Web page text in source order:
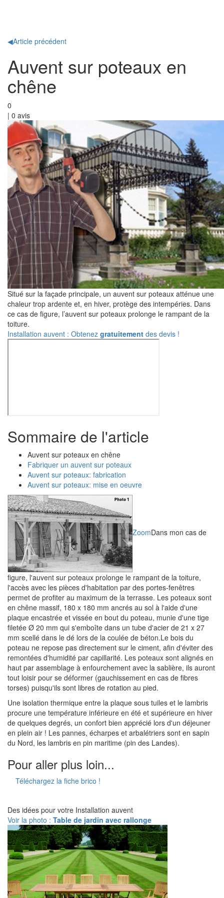
◀Article précédent
Auvent sur poteaux en
chêne
0
| 0 avis
Situé sur la façade principale, un auvent sur poteaux atténue une
chaleur trop ardente et, en hiver, protège des intempéries. Dans
ce cas de figure, l’auvent sur poteaux prolonge le rampant de la
toiture.
Installation auvent : Obtenez gratuitement des devis !
Sommaire de l'article
Auvent sur poteaux en chêne
Fabriquer un auvent sur poteaux
Auvent sur poteaux: fabrication
Auvent sur poteaux: mise en oeuvre
ZoomDans mon cas de
figure, l'auvent sur poteaux prolonge le rampant de la toiture,
l'accès avec les pièces d'habitation par des portes-fenêtres
permet de profiter au maximum de la terrasse. Les poteaux sont
en chêne massif, 180 x 180 mm ancrés au sol à l'aide d'une
plaque encastrée et vissée en bout du poteau, munie d'une tige
filetée Ø 20 mm qui s'emboîte dans un tube d'acier de 21 x 27
mm scellé dans le dé lors de la coulée de béton.Le bois du
poteau ne repose pas directement sur le ciment, afin d'éviter des
remontées d'humidité par capillarité. Les poteaux sont alignés en
haut par assemblage à enfourchement avec la sablière, ils auront
tout loisir pour se déformer (gauchissement en cas de fibres
torses) puisqu'ils sont libres de rotation au pied.
Une isolation thermique entre la plaque sous tuiles et le lambris
procure une température inférieure en été et supérieure en hiver
de quelques degrés, un confort bien apprécié lors d'un déjeuner
en plein air ! Les pannes, écharpes et arbalétriers sont en sapin
du Nord, les lambris en pin maritime (pin des Landes).
Pour aller plus loin...
Téléchargez la fiche brico !
Des idées pour votre Installation auvent
Voir la photo : Table de jardin avec rallonge